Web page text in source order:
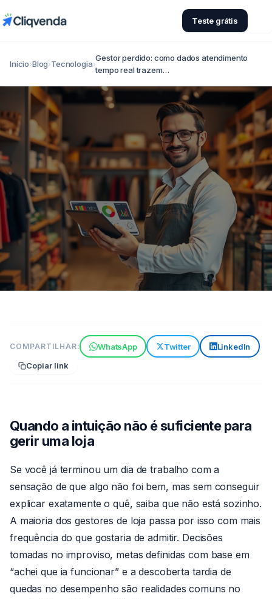
Teste grátis
Início›Blog›Tecnologia›
Gestor perdido: como dados atendimento
tempo real trazem…
Gestor perdido: como dados
atendimento tempo real
Por
Claude
COMPARTILHAR: WhatsApp Twitter
LinkedIn
Copiar link
Quando a intuição não é suficiente para
gerir uma loja
Se você já terminou um dia de trabalho com a
sensação de que algo não foi bem, mas sem conseguir
explicar exatamente o quê, saiba que não está sozinho.
A maioria dos gestores de loja passa por isso com mais
frequência do que gostaria de admitir. Decisões
tomadas no improviso, metas definidas com base em
“achei que ia funcionar” e a descoberta tardia de
quedas no desempenho são realidades comuns no